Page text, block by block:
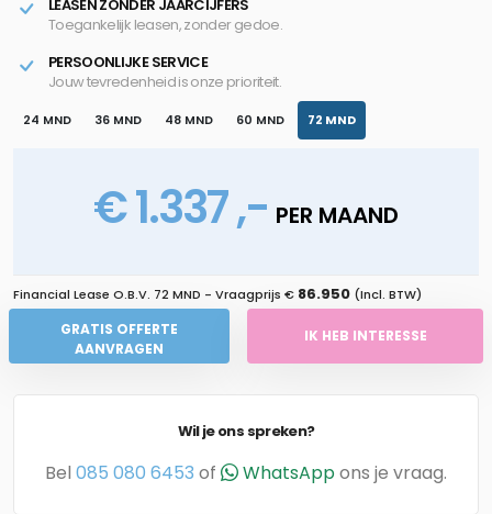
LEASEN ZONDER JAARCIJFERS
Toegankelijk leasen, zonder gedoe.
PERSOONLIJKE SERVICE
Jouw tevredenheid is onze prioriteit.
24 MND 36 MND 48 MND 60 MND 72 MND
€ 1.337 ,- PER MAAND
Financial Lease O.B.V. 72 MND - Vraagprijs € 86.950 (Incl. BTW)
GRATIS OFFERTE
AANVRAGEN
IK HEB INTERESSE
Wil je ons spreken?
Bel 085 080 6453 of WhatsAppons je vraag.